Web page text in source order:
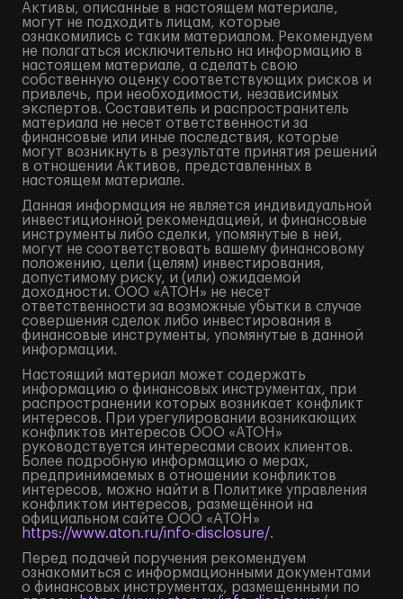
Активы, описанные в настоящем материале,
могут не подходить лицам, которые
ознакомились с таким материалом. Рекомендуем
не полагаться исключительно на информацию в
настоящем материале, а сделать свою
собственную оценку соответствующих рисков и
привлечь, при необходимости, независимых
экспертов. Составитель и распространитель
материала не несет ответственности за
финансовые или иные последствия, которые
могут возникнуть в результате принятия решений
в отношении Активов, представленных в
настоящем материале.
Данная информация не является индивидуальной
инвестиционной рекомендацией, и финансовые
инструменты либо сделки, упомянутые в ней,
могут не соответствовать вашему финансовому
положению, цели (целям) инвестирования,
допустимому риску, и (или) ожидаемой
доходности. ООО «АТОН» не несет
ответственности за возможные убытки в случае
совершения сделок либо инвестирования в
финансовые инструменты, упомянутые в данной
информации.
Настоящий материал может содержать
информацию о финансовых инструментах, при
распространении которых возникает конфликт
интересов. При урегулировании возникающих
конфликтов интересов ООО «АТОН»
руководствуется интересами своих клиентов.
Более подробную информацию о мерах,
предпринимаемых в отношении конфликтов
интересов, можно найти в Политике управления
конфликтом интересов, размещённой на
официальном сайте ООО «АТОН»
https://www.aton.ru/info-disclosure/.
Перед подачей поручения рекомендуем
ознакомиться с информационными документами
о финансовых инструментах, размещенными по